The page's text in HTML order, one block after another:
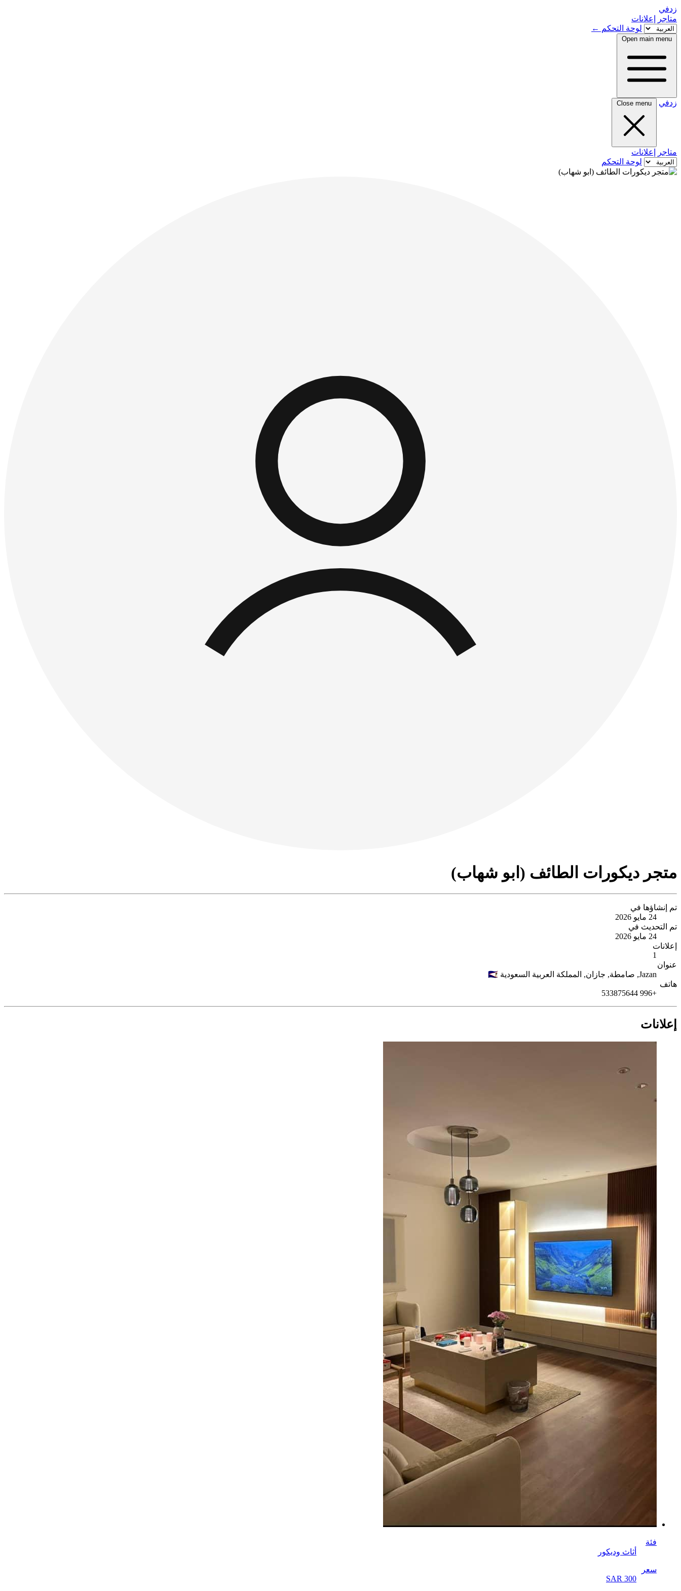
زدفي
متاجر
إعلانات
لوحة التحكم ←
Open main menu
زدفي Close menu
متاجر
إعلانات
لوحة التحكم
متجر ‫ديكورات الطائف (ابو شهاب)‬‎
تم إنشاؤها في
24 مايو 2026
تم التحديث في
24 مايو 2026
إعلانات
1
عنوان
Jazan, صامطة, جازان, المملكة العربية السعودية 🇸🇦
هاتف
+996 533875644
إعلانات
فئة
أثاث وديكور
سعر
SAR 300